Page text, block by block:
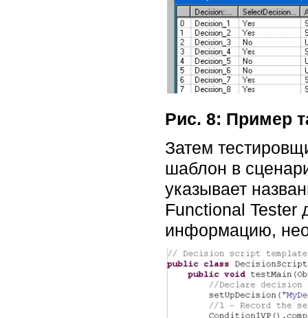
Рис. 8: Пример
Затем
шаблон в
указывает
Functional Tester
информацию,